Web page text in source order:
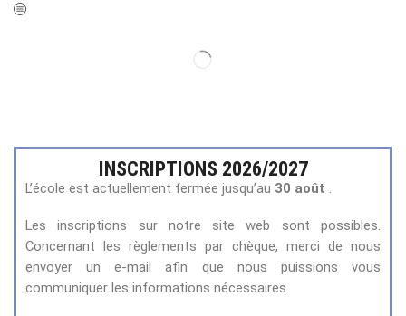
INSCRIPTIONS 2026/2027
L’école est actuellement fermée jusqu’au 30 août
Les inscriptions sur notre site web sont possibles.
Concernant les règlements par chèque, merci de nous
envoyer un e-mail afin que nous puissions vous
communiquer les informations nécessaires.